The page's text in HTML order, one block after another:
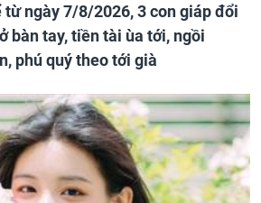
từ ngày 7/8/2026, 3 con giáp đổi
bàn tay, tiền tài ùa tới, ngồi
phú quý theo tới già